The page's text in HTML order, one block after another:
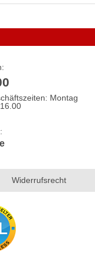
Montag
Widerrufsrecht